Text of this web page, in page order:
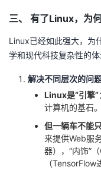
三、 有了Linux，为
Linux已经如此强大，为
学和现代科技复杂性的体
解决不同层次的问
Linux是“引擎”
计算机的基石。
但一辆车不能
来提供Web服
器），“内饰”
（